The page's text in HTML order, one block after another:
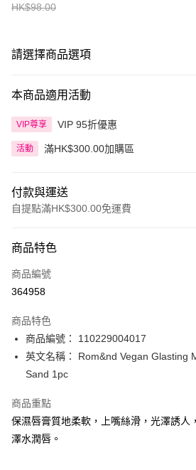
HK$98.00
請選擇商品選項
本商品適用活動
VIP尊享 VIP 95折優惠
活動 滿HK$300.00加購區
付款與運送
自提點滿HK$300.00免運費
信用卡
Apple Pay
PayMe
WeChat Pay
送貨方式
順豐自助櫃 - 確認發貨後1-3個工作天送達
商品特色
商品編號
364958
商品特色
商品編號： 110229004017
英文名稱： Rom&nd Vegan Glasting
Sand 1pc
商品重點
保濕唇膏質地柔軟，上嘴絲滑，光澤誘人
澤水潤唇。